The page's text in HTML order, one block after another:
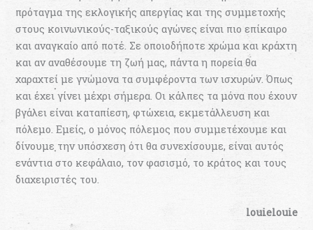
πρόταγμα της εκλογικής απεργίας και της συμμετοχής
στους κοινωνικούς-ταξικούς αγώνες είναι πιο επίκαιρο
και αναγκαίο από ποτέ. Σε οποιοδήποτε χρώμα και κράχτη
και αν αναθέσουμε τη ζωή μας, πάντα η πορεία θα
χαραχτεί με γνώμονα τα συμφέροντα των ισχυρών. Όπως
και έχει γίνει μέχρι σήμερα. Οι κάλπες τα μόνα που έχουν
βγάλει είναι καταπίεση, φτώχεια, εκμετάλλευση και
πόλεμο. Εμείς, ο μόνος πόλεμος που συμμετέχουμε και
δίνουμε την υπόσχεση ότι θα συνεχίσουμε, είναι αυτός
ενάντια στο κεφάλαιο, τον φασισμό, το κράτος και τους
διαχειριστές του.
louielouie